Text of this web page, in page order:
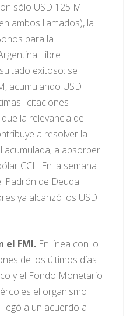
sólo USD 125 M
ambos llamados), la
para la
Libre
exitoso: se
acumulando USD
licitaciones
la relevancia del
a resolver la
acumulada; a absorber
CCL. En la semana
Padrón de Deuda
ya alcanzó los USD
el FMI. En línea con lo
de los últimos días
y el Fondo Monetario
el organismo
a un acuerdo a